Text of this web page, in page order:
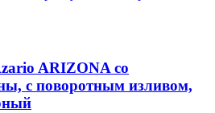
ARIZONA со
с поворотным изливом,